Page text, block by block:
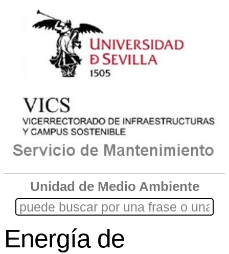
Unidad de Medio Ambiente
Energía de